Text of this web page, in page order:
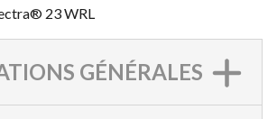
23 WRL
GÉNÉRALES